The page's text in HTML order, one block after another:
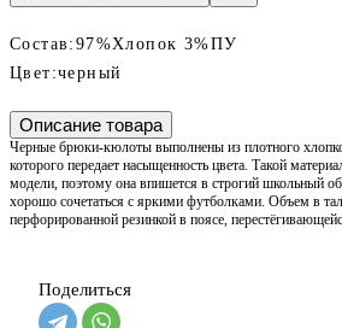
Состав: 97%Хлопок 3%ПУ
Цвет:черный
Описание товара
Черные брюки-кюлоты выполнены из плотного
которого передает насыщенность цвета. Такой
модели, поэтому она впишется в строгий школьный
хорошо сочетаться с яркими футболками. Объем в
перфорированной резинкой в поясе,
Поделиться